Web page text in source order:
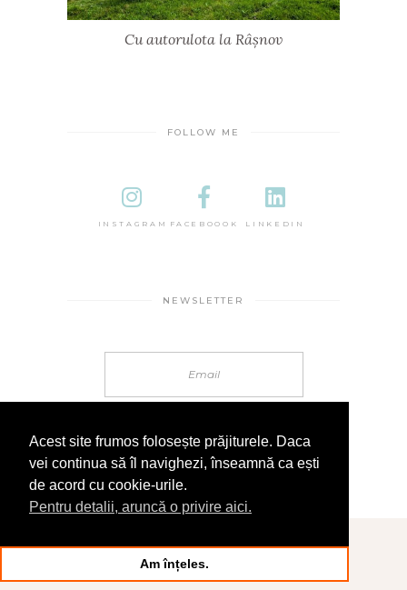
Cu autorulota la Râșnov
FOLLOW ME
INSTAGRAM FACEBOOOK LINKEDIN
NEWSLETTER
© 2025 În Sandale
Acest site frumos folosește prăjiturele. Daca
vei continua să îl navighezi, înseamnă ca ești
de acord cu cookie-urile.
Pentru detalii, aruncă o privire aici.
Am înțeles.